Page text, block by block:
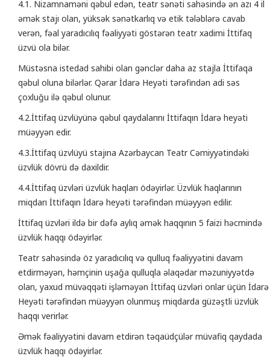
4.1. Nizamnaməni qəbul edən, teatr sənəti sahəsində ən azı 4 il
əmək stajı olan, yüksək sənətkarlıq və etik tələblərə cavab
verən, fəal yaradıcılıq fəaliyyəti göstərən teatr xadimi İttifaq
üzvü ola bilər.
Müstəsna istedad sahibi olan gənclər daha az stajla İttifaqa
qəbul oluna bilərlər. Qərar İdarə Heyəti tərəfindən adi səs
çoxluğu ilə qəbul olunur.
4.2.İttifaq üzvlüyünə qəbul qaydalarını İttifaqın İdarə heyəti
müəyyən edir.
4.3.İttifaq üzvlüyü stajına Azərbaycan Teatr Cəmiyyətindəki
üzvlük dövrü də daxildir.
4.4.İttifaq üzvləri üzvlük haqları ödəyirlər. Üzvlük haqlarının
miqdarı İttifaqın İdarə heyəti tərəfindən müəyyən edilir.
İttifaq üzvləri ildə bir dəfə aylıq əmək haqqının 5 faizi həcmində
üzvlük haqqı ödəyirlər.
Teatr sahəsində öz yaradıcılıq və qulluq fəaliyyətini davam
etdirməyən, həmçinin uşağa qulluqla əlaqədar məzuniyyətdə
olan, yaxud müvəqqəti işləməyən İttifaq üzvləri onlar üçün İdarə
Heyəti tərəfindən müəyyən olunmuş miqdarda güzəştli üzvlük
haqqı verirlər.
Əmək fəaliyyətini davam etdirən təqaüdçülər müvafiq qaydada
üzvlük haqqı ödəyirlər.